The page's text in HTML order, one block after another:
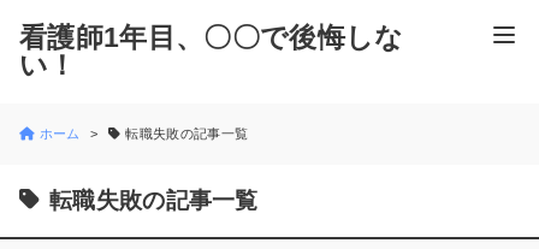
看護師1年目、〇〇で後悔しな
い！
ホーム 転職失敗の記事一覧
転職失敗の記事一覧